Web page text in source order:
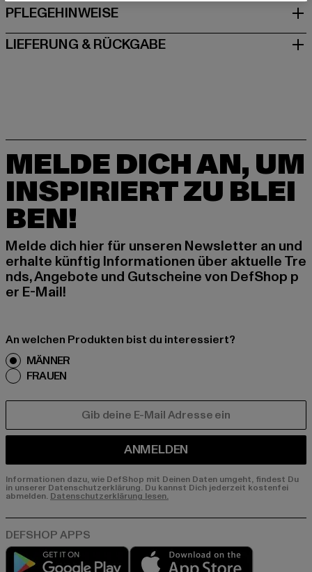
PFLEGEHINWEISE
LIEFERUNG & RÜCKGABE
MELDE DICH AN, UM
INSPIRIERT ZU BLEI
BEN!
Melde dich hier für unseren Newsletter an und
erhalte künftig Informationen über aktuelle Tre
nds, Angebote und Gutscheine von DefShop p
er E-Mail!
An welchen Produkten bist du interessiert?
MÄNNER
FRAUEN
ANMELDEN
Informationen dazu, wie DefShop mit Deinen Daten umgeht, findest Du
in unserer Datenschutzerklärung. Du kannst Dich jederzeit kostenfei
abmelden. Datenschutzerklärung lesen.
Play market